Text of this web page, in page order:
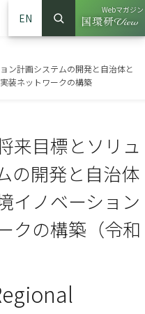
EN
サイト内検索
検索
Webマガジン
（別ウイ
ン計画システムの開発と自治体と
装ネットワークの構築
来目標とソリュ
の開発と自治体
イノベーション
クの構築（令和